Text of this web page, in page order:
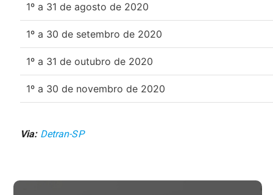
1º a 31 de agosto de 2020
1º a 30 de setembro de 2020
1º a 31 de outubro de 2020
1º a 30 de novembro de 2020
Via: Detran-SP